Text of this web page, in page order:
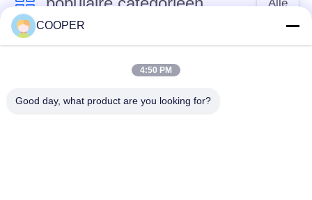
Alle
Gebruikte
Bussen
COOPER
4:50 PM
Good day, what product are you looking for?